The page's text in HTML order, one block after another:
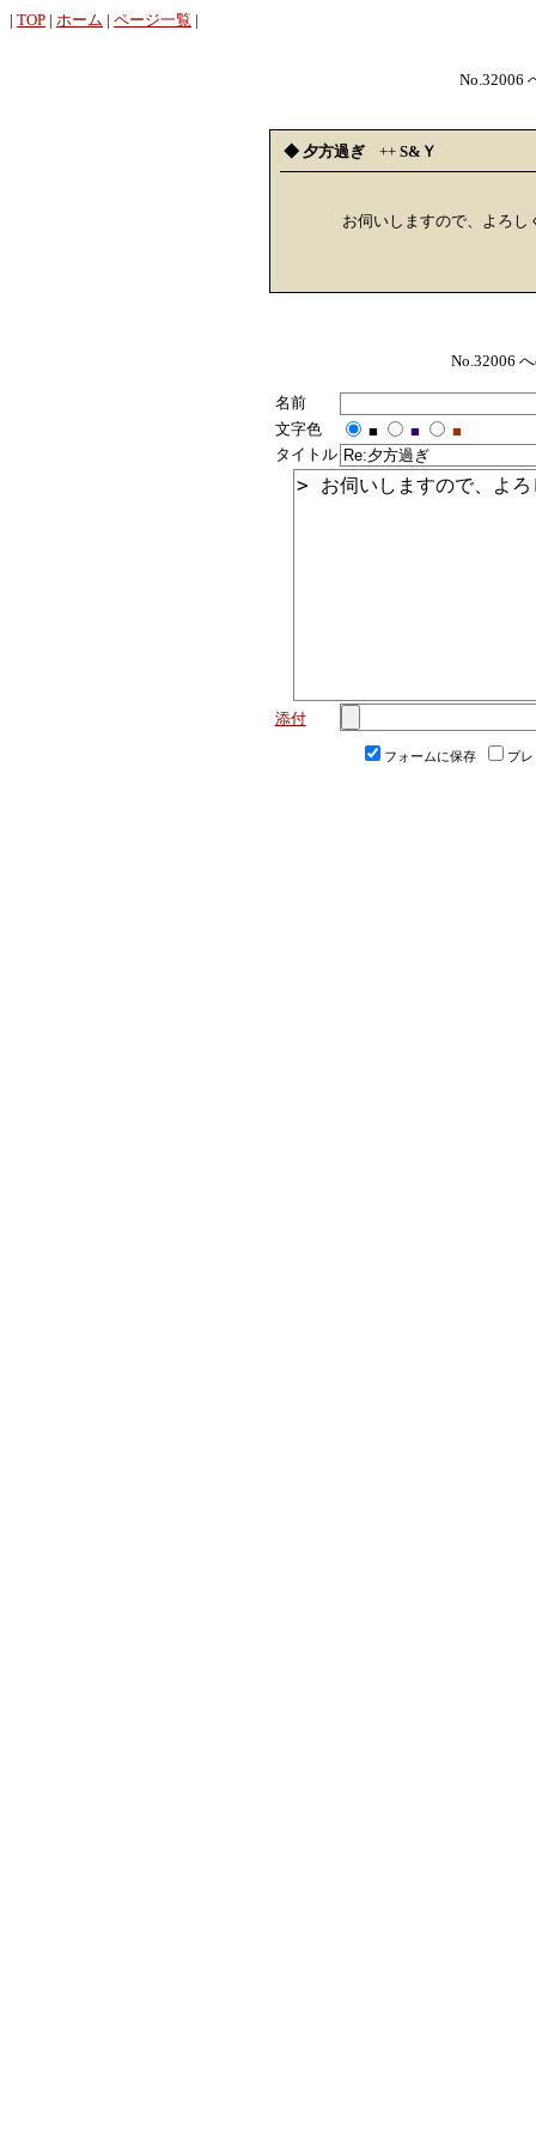
| TOP | ホーム | ページ一覧 |
No.32006
◆ 夕方過ぎ ++ S&Ｙ
お伺いしますので、よろし
No.32006
名前
文字色
■ ■
■
タイトル
添付
フォームに保存 プ